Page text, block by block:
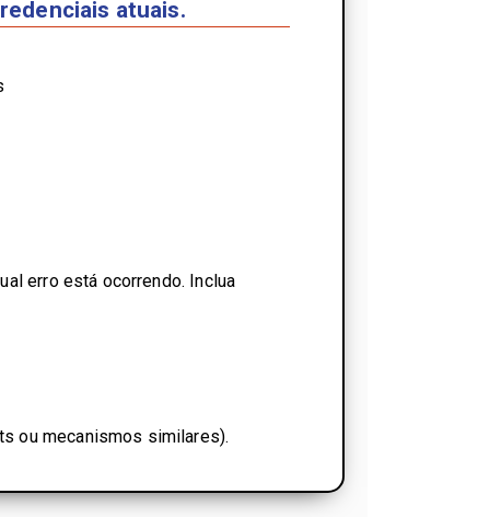
atuais.
erro está ocorrendo. Inclua
ou mecanismos similares).